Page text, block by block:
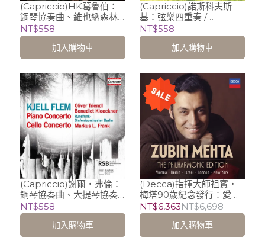
(Capriccio)HK葛魯伯：
鋼琴協奏曲、維也納森林
故事 / Frank Dupree
(piano), Orf Vienna
Radio Symphony
Orchestra, HK Gruber
NT$558
加入購物車
(Capriccio)諾斯科夫斯
基：弦樂四重奏 /
Meccore String
Quartet
NT$558
加入購物車
(Capriccio)謝爾‧弗倫：
鋼琴協奏曲、大提琴協奏
曲 / Oliver Triendl
(piano), Benedict
Kloeckner (cello),
Berlin Radio Symphony
NT$558
加入購物車
(Decca)指揮大師祖賓‧
梅塔90歲紀念發行：愛樂
傳奇錄音典藏大全輯
(57CD) / 祖賓‧梅塔
Zubin Mehta (指揮) 維也
納、柏林、以色列、紐
NT$6,363NT$6,698
加入購物車